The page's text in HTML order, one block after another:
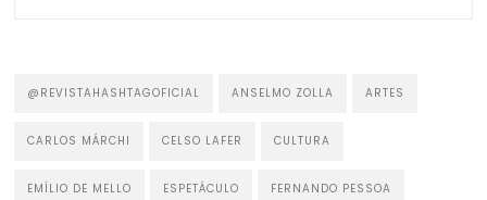
@REVISTAHASHTAGOFICIAL ANSELMO ZOLLA ARTES
CARLOS MÁRCHI CELSO LAFER CULTURA
EMÍLIO DE MELLO ESPETÁCULO FERNANDO PESSOA